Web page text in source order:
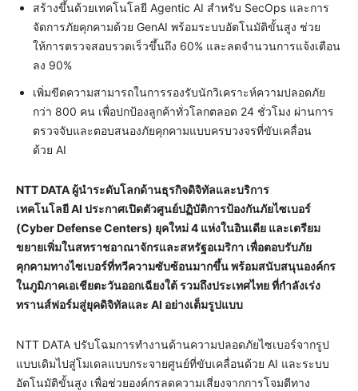
สร้างขึ้นด้วยเทคโนโลยี Agentic AI สำหรับ SecOps และการ
จัดการภัยคุกคามด้วย GenAI พร้อมระบบอัตโนมัติขั้นสูง ช่วย
ให้การตรวจสอบรวดเร็วขึ้นถึง 60% และลดจำนวนการแจ้งเตือน
ลง 90%
เพิ่มขีดความสามารถในการรองรับนักวิเคราะห์ความปลอดภัย
กว่า 800 คน เพื่อปกป้องลูกค้าทั่วโลกตลอด 24 ชั่วโมง ผ่านการ
ตรวจจับและตอบสนองภัยคุกคามแบบครบวงจรที่ขับเคลื่อน
ด้วย AI
NTT DATA ผู้นำระดับโลกด้านธุรกิจดิจิทัลและบริการ
เทคโนโลยี AI ประกาศเปิดตัวศูนย์ปฏิบัติการป้องกันภัยไซเบอร์
(Cyber Defense Centers) ยุคใหม่ 4 แห่งในอินเดีย และเตรียม
ขยายเพิ่มในสหราชอาณาจักรและสหรัฐอเมริกา เพื่อตอบรับภัย
คุกคามทางไซเบอร์ที่ทวีความซับซ้อนมากขึ้น พร้อมสนับสนุนองค์กร
ในภูมิภาคเอเชียตะวันออกเฉียงใต้ รวมถึงประเทศไทย ที่กำลังเร่ง
ทรานส์ฟอร์มสู่ยุคดิจิทัลและ AI อย่างเต็มรูปแบบ
NTT DATA ปรับโฉมการทำงานด้านความปลอดภัยไซเบอร์จากรูป
แบบเดิมไปสู่โมเดลแบบกระจายศูนย์ที่ขับเคลื่อนด้วย AI และระบบ
อัตโนมัติขั้นสูง เพื่อช่วยองค์กรลดความเสี่ยงจากการโจมตีทาง